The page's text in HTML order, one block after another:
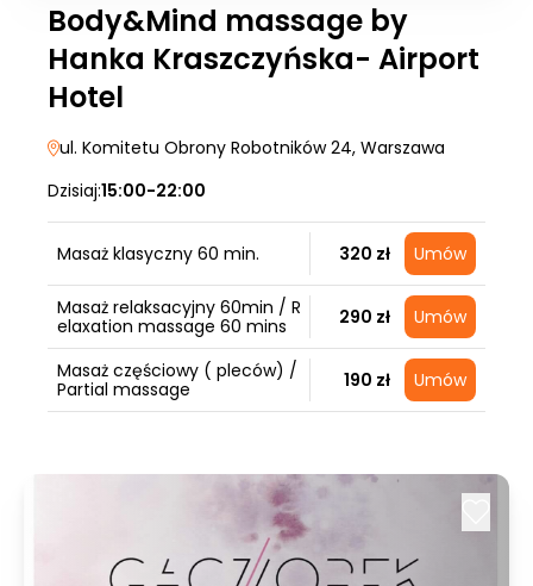
Body&Mind massage by
Hanka Kraszczyńska- Airport
Hotel
ul. Komitetu Obrony Robotników 24, Warszawa
Dzisiaj:15:00-22:00
Masaż klasyczny 60 min. 320 zł Umów
Masaż relaksacyjny 60min / R
elaxation massage 60 mins
290 zł Umów
Masaż częściowy ( pleców) /
Partial massage
190 zł Umów